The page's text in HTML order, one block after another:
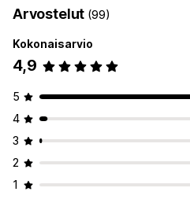
Arvostelut (99)
Kokonaisarvio
4,9
5
4
3
2
1